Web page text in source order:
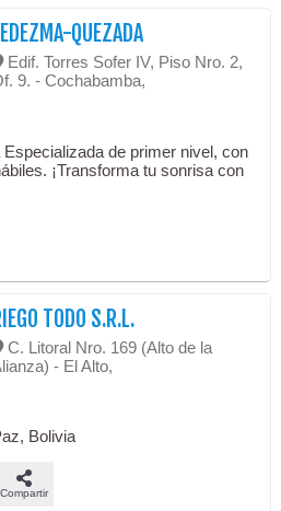
QUEZADA
Edif. Torres Sofer IV, Piso Nro. 2,
9. - Cochabamba,
de primer nivel, con
¡Transforma tu sonrisa con
TODO S.R.L.
C. Litoral Nro. 169 (Alto de la
- El Alto,
Bolivia
Compartir